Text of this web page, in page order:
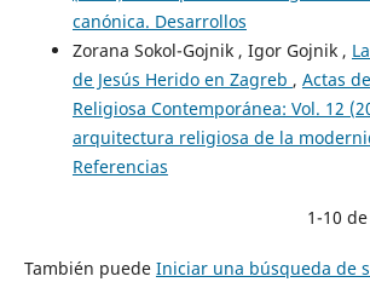
canónica. Desarrollos
Zorana Sokol-Gojnik , Igor Gojnik ,
de Jesús Herido en Zagreb , Actas
Religiosa Contemporánea: Vol. 12
arquitectura religiosa de la
Referencias
1-10 de
También puede Iniciar una búsqueda de